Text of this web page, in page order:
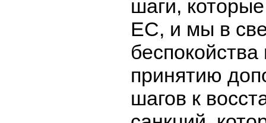
шаги,
ЕС, и мы в
беспокойства
принятию
шагов к